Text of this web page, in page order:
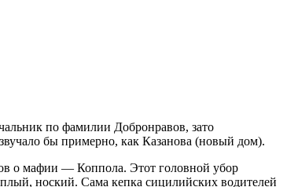
по фамилии Добронравов, зато
бы примерно, как Казанова (новый дом).
о мафии — Коппола. Этот головной убор
ноский. Сама кепка сицилийских водителей